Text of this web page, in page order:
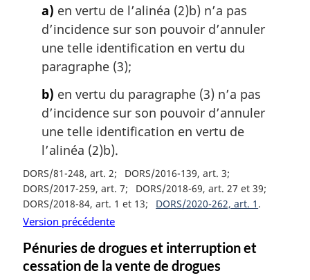
a) en vertu de l’alinéa (2)b) n’a pas
d’incidence sur son pouvoir d’annuler
une telle identification en vertu du
paragraphe (3);
b) en vertu du paragraphe (3) n’a pas
d’incidence sur son pouvoir d’annuler
une telle identification en vertu de
l’alinéa (2)b).
DORS/81-248, art. 2
DORS/2016-139, art. 3
DORS/2017-259, art. 7
DORS/2018-69, art. 27 et 39
DORS/2018-84, art. 1 et 13
DORS/2020-262, art. 1
Version précédente
Pénuries de drogues et interruption et
cessation de la vente de drogues